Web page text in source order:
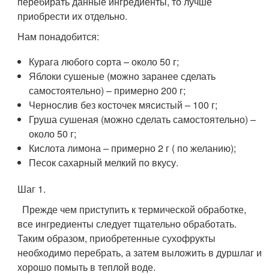
приобрести их отдельно.
Нам понадобится:
Курага любого сорта – около 50 г;
Яблоки сушеные (можно заранее сделать
самостоятельно) – примерно 200 г;
Чернослив без косточек мясистый – 100 г;
Груша сушеная (можно сделать самостоятельно) –
около 50 г;
Кислота лимона – примерно 2 г ( по желанию);
Песок сахарный мелкий по вкусу.
Шаг 1.
Прежде чем приступить к термической обработке,
все ингредиенты следует тщательно обработать.
Таким образом, приобретенные сухофрукты
необходимо перебрать, а затем выложить в дуршлаг и
хорошо помыть в теплой воде.